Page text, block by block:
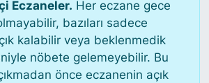
Eczaneler. Her eczane gece
bazıları sadece
kalabilir veya beklenmedik
nöbete gelemeyebilir. Bu
önce eczanenin açık